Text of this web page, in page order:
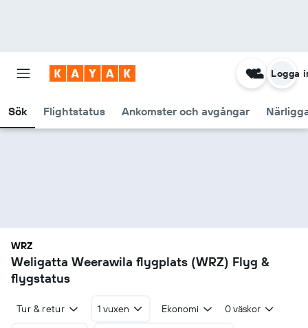
Sök Flightstatus Ankomster och avgångar
Logga
WRZ
Weligatta Weerawila flygplats (WRZ) Flyg &
flygstatus
Tur & retur 1 vuxen Ekonomi 0 väskor